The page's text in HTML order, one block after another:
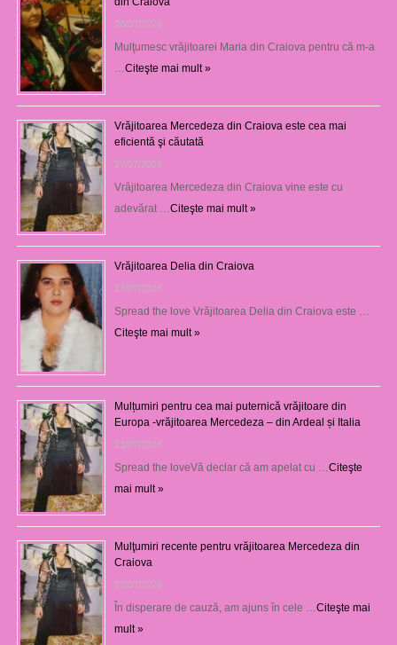
28/07/2026
Mulţumesc vrăjitoarei Maria din Craiova pentru că m-a
Citeşte mai mult »
Vrăjitoarea Mercedeza din Craiova este cea mai
eficientă şi căutată
27/07/2026
Vrăjitoarea Mercedeza din Craiova vine este cu
adevărat … Citeşte mai mult »
Vrăjitoarea Delia din Craiova
27/07/2026
Spread the love Vrăjitoarea Delia din Craiova este …
Citeşte mai mult »
Mulțumiri pentru cea mai puternică vrăjitoare din
Europa -vrăjitoarea Mercedeza – din Ardeal și Italia
23/07/2026
Spread the loveVă declar că am apelat cu … Citeşte
mai mult »
Mulţumiri recente pentru vrăjitoarea Mercedeza din
Craiova
22/07/2026
În disperare de cauză, am ajuns în cele … Citeşte mai
mult »